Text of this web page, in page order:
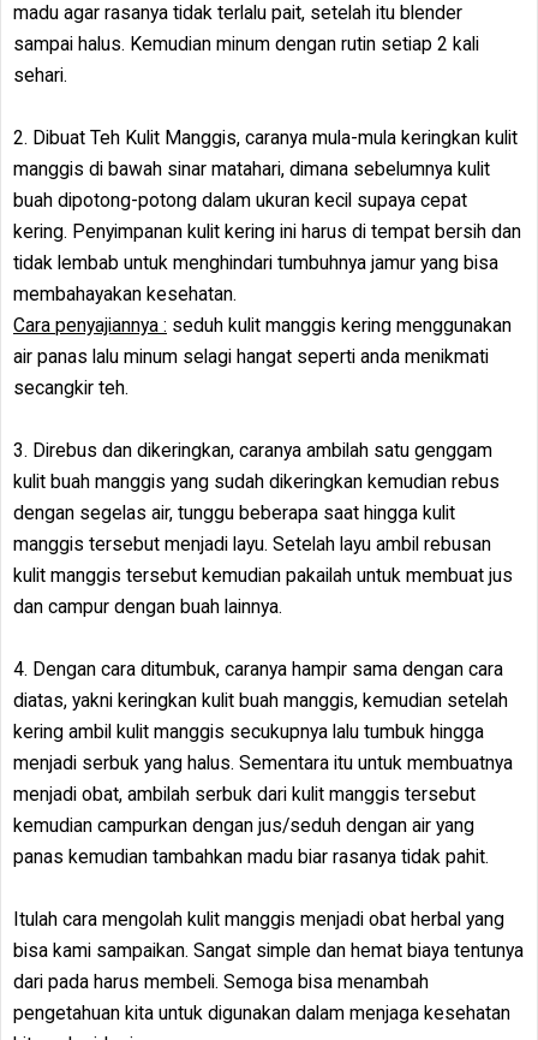
madu agar rasanya tidak terlalu pait, setelah itu blender
sampai halus. Kemudian minum dengan rutin setiap 2 kali
sehari.
2. Dibuat Teh Kulit Manggis, caranya mula-mula keringkan kulit
manggis di bawah sinar matahari, dimana sebelumnya kulit
buah dipotong-potong dalam ukuran kecil supaya cepat
kering. Penyimpanan kulit kering ini harus di tempat bersih dan
tidak lembab untuk menghindari tumbuhnya jamur yang bisa
membahayakan kesehatan.
Cara penyajiannya : seduh kulit manggis kering menggunakan
air panas lalu minum selagi hangat seperti anda menikmati
secangkir teh.
3. Direbus dan dikeringkan, caranya ambilah satu genggam
kulit buah manggis yang sudah dikeringkan kemudian rebus
dengan segelas air, tunggu beberapa saat hingga kulit
manggis tersebut menjadi layu. Setelah layu ambil rebusan
kulit manggis tersebut kemudian pakailah untuk membuat jus
dan campur dengan buah lainnya.
4. Dengan cara ditumbuk, caranya hampir sama dengan cara
diatas, yakni keringkan kulit buah manggis, kemudian setelah
kering ambil kulit manggis secukupnya lalu tumbuk hingga
menjadi serbuk yang halus. Sementara itu untuk membuatnya
menjadi obat, ambilah serbuk dari kulit manggis tersebut
kemudian campurkan dengan jus/seduh dengan air yang
panas kemudian tambahkan madu biar rasanya tidak pahit.
Itulah cara mengolah kulit manggis menjadi obat herbal yang
bisa kami sampaikan. Sangat simple dan hemat biaya tentunya
dari pada harus membeli. Semoga bisa menambah
pengetahuan kita untuk digunakan dalam menjaga kesehatan